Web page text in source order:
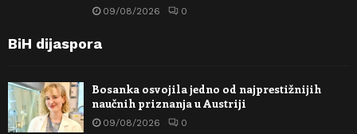
09/08/2026 0
BiH dijaspora
Bosanka osvojila jedno od najprestižnijih
naučnih priznanja u Austriji
09/08/2026 0